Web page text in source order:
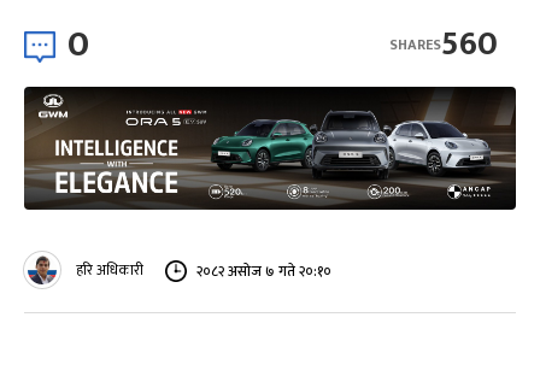
0 560
SHARES
हरि अधिकारी २०८२ असोज ७ गते २०:१०